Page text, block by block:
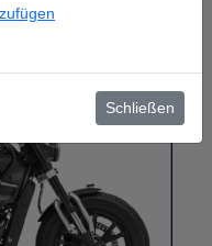
Schließen